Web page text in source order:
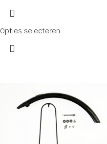
Opties selecteren